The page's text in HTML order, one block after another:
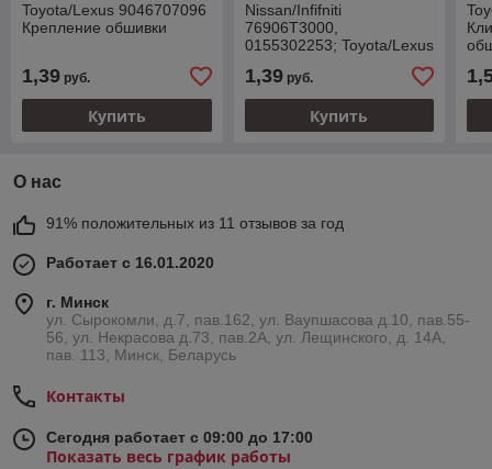
Toyota/Lexus 9046707096
Крепление обшивки
1,39 руб.
Купить
Nissan/Infifniti
76906T3000,
0155302253; Toyota/Lexus
крепления обшивки
1,39руб.
Купить
О нас
91% положительных из 11 отзывов за год
Работает с 16.01.2020
г. Минск
ул. Сырокомли, д.7, пав.162, ул. Ваупшасова д.10, пав.55-
56, ул. Некрасова д.73, пав.2А, ул. Лещинского, д. 14А,
пав. 113, Минск, Беларусь
Контакты
Сегодня работает с 09:00 до 17:00
Показать весь график работы